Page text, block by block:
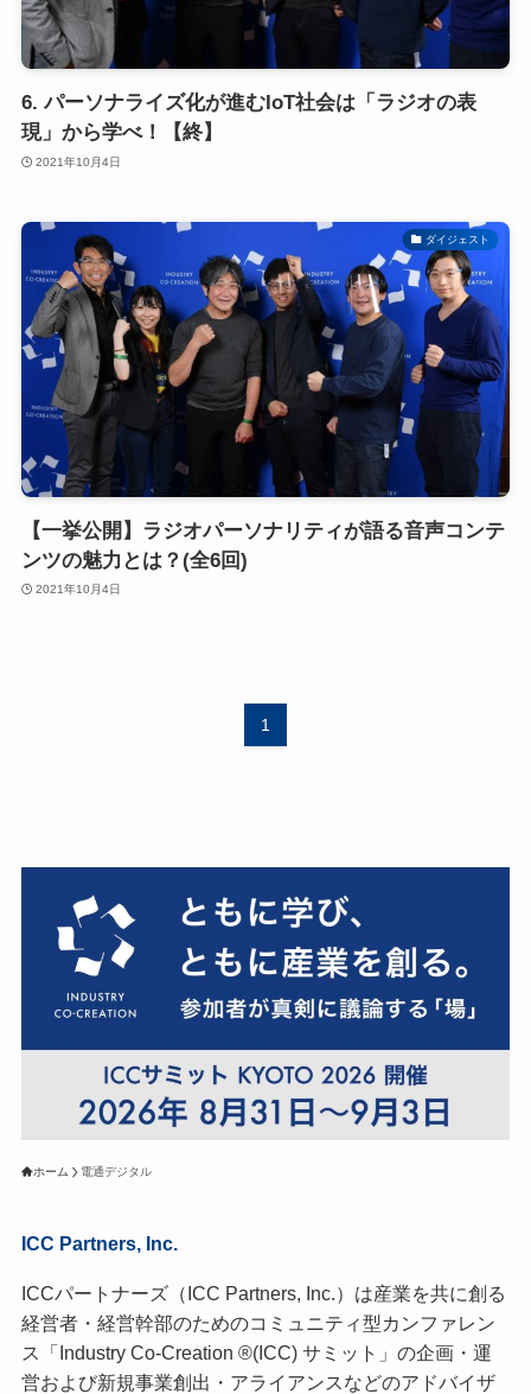
6. パーソナライズ化が進むIoT社会は「ラジオの表
現」から学べ！【終】
2021年10月4日
ダイジェスト
【一挙公開】ラジオパーソナリティが語る音声コンテ
ンツの魅力とは？(全6回)
2021年10月4日
1
ホーム 電通デジタル
ICC Partners, Inc.
ICCパートナーズ（ICC Partners, Inc.）は産業を共に創る
経営者・経営幹部のためのコミュニティ型カンファレン
ス「Industry Co-Creation ®(ICC) サミット」の企画・運
営および新規事業創出・アライアンスなどのアドバイザ